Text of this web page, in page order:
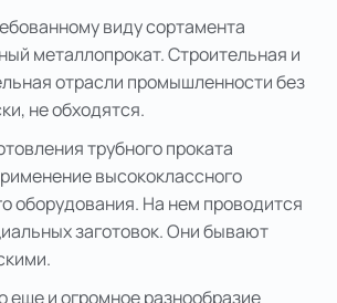
виду сортамента
металлопрокат. Строительная и
отрасли промышленности без
не обходятся.
трубного проката
высококлассного
оборудования. На нем проводится
заготовок. Они бывают
еще и огромное разнообразие